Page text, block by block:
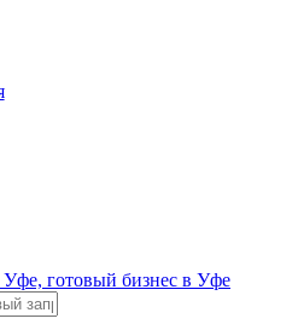
готовый бизнес в Уфе